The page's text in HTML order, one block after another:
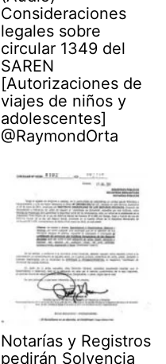
Consideraciones
legales sobre
circular 1349 del
SAREN
[Autorizaciones de
viajes de niños y
adolescentes]
@RaymondOrta
Notarías y Registros
pedirán Solvencia